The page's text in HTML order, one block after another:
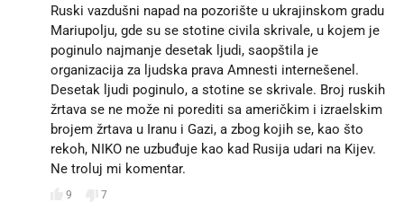
Ruski vazdušni napad na pozorište u ukrajinskom gradu
Mariupolju, gde su se stotine civila skrivale, u kojem je
poginulo najmanje desetak ljudi, saopštila je
organizacija za ljudska prava Amnesti internešenel.
Desetak ljudi poginulo, a stotine se skrivale. Broj ruskih
žrtava se ne može ni porediti sa američkim i izraelskim
brojem žrtava u Iranu i Gazi, a zbog kojih se, kao što
rekoh, NIKO ne uzbuđuje kao kad Rusija udari na Kijev.
Ne troluj mi komentar.
9 7